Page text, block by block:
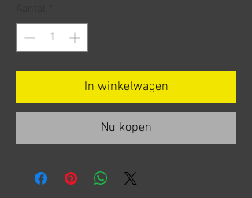
In winkelwagen
Nu kopen